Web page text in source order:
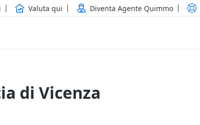
Valuta qui Diventa Agente Quimmo
di Vicenza